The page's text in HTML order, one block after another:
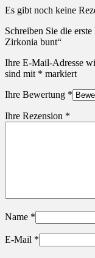
Es gibt noch keine
Schreiben Sie die
Zirkonia bunt“
Ihre E-Mail-Adresse
sind mit * markiert
Ihre Bewertung *
Ihre Rezension *
Name *
E-Mail *